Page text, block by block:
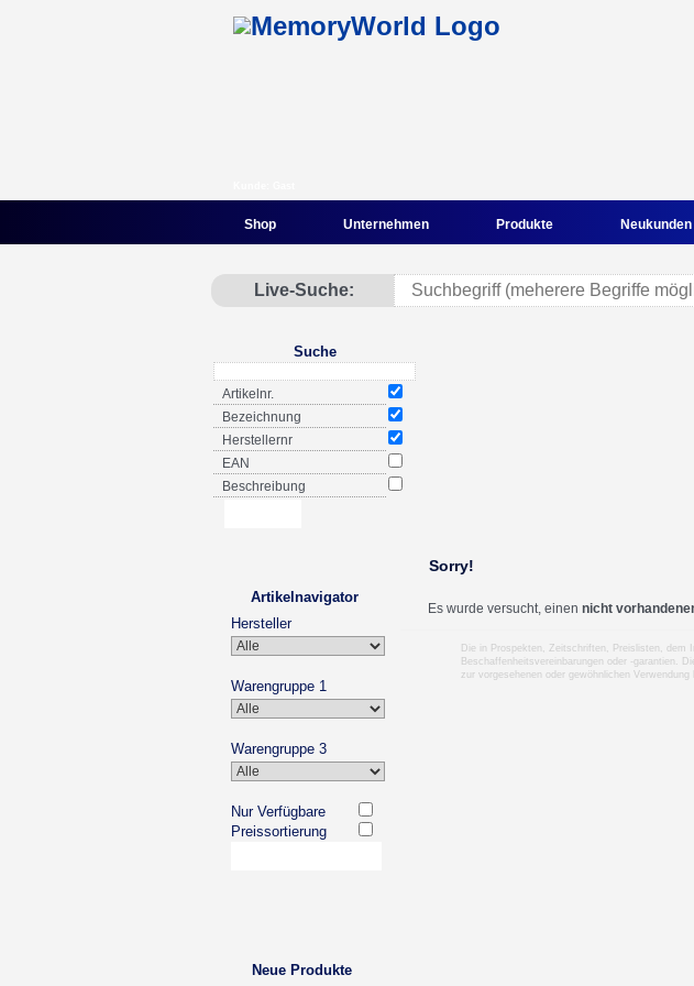
Shop Unternehmen Produkte Neukunden
Live-Suche:
Suche
Artikelnr.
Bezeichnung
Herstellernr
EAN
Beschreibung
Artikelnavigator
Hersteller
Warengruppe 1
Warengruppe 3
Nur Verfügbare
Preissortierung
Neue Produkte
Sorry!
Es wurde versucht, einen nicht
Die in Prospekten, Zeitschriften, Preislisten, dem
Beschaffenheitsvereinbarungen oder -garantien.
zur vorgesehenen oder gewöhnlichen Verwendung